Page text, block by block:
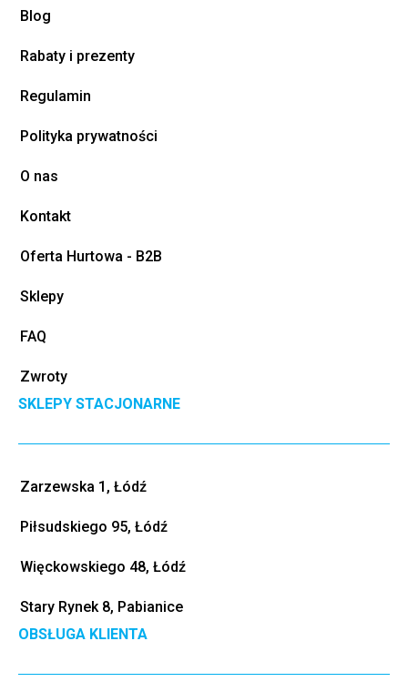
Blog
Rabaty i prezenty
Regulamin
Polityka prywatności
O nas
Kontakt
Oferta Hurtowa - B2B
Sklepy
FAQ
Zwroty
SKLEPY STACJONARNE
Zarzewska 1, Łódź
Piłsudskiego 95, Łódź
Więckowskiego 48, Łódź
Stary Rynek 8, Pabianice
OBSŁUGA KLIENTA